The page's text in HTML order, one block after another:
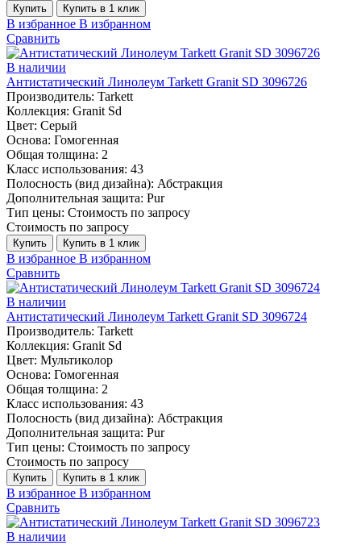
Купить Купить в 1 клик
В избранное В избранном
Сравнить
В наличии
Антистатический Линолеум Tarkett Granit SD 3096726
Производитель: Tarkett
Коллекция: Granit Sd
Цвет: Серый
Основа: Гомогенная
Общая толщина: 2
Класс использования: 43
Полосность (вид дизайна): Абстракция
Дополнительная защита: Pur
Тип цены: Стоимость по запросу
Стоимость по запросу
Купить Купить в 1 клик
В избранное В избранном
Сравнить
В наличии
Антистатический Линолеум Tarkett Granit SD 3096724
Производитель: Tarkett
Коллекция: Granit Sd
Цвет: Мультиколор
Основа: Гомогенная
Общая толщина: 2
Класс использования: 43
Полосность (вид дизайна): Абстракция
Дополнительная защита: Pur
Тип цены: Стоимость по запросу
Стоимость по запросу
Купить Купить в 1 клик
В избранное В избранном
Сравнить
В наличии